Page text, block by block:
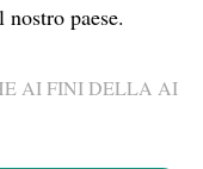
paese.
AI FINI DELLA AI